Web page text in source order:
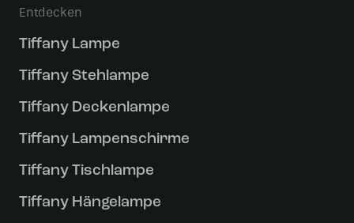
Entdecken
Tiffany Lampe
Tiffany Stehlampe
Tiffany Deckenlampe
Tiffany Lampenschirme
Tiffany Tischlampe
Tiffany Hängelampe